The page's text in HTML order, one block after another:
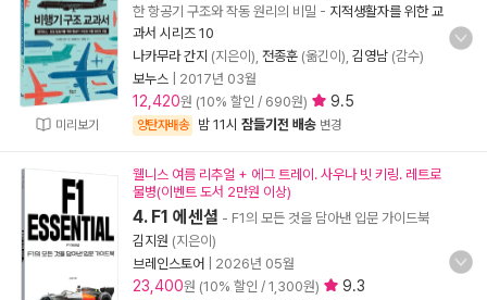
미리보기
한 항공기 구조와 작동 원리의 비밀 - 지적생활자를 위한 교
과서 시리즈 10
나카무라 간지 (지은이), 전종훈 (옮긴이), 김영남 (감수)
보누스
2017년 03월
12,420원 (10% 할인 / 690원) 9.5
양탄자배송 밤 11시 잠들기전 배송 변경
웰니스 여름 리추얼 + 에그 트레이. 사우나 빗 키링. 레트로
물병(이벤트 도서 2만원 이상)
4. F1 에센셜 - F1의 모든 것을 담아낸 입문 가이드북
김지원 (지은이)
브레인스토어
2026년 05월
23,400원 (10% 할인 / 1,300원) 9.3